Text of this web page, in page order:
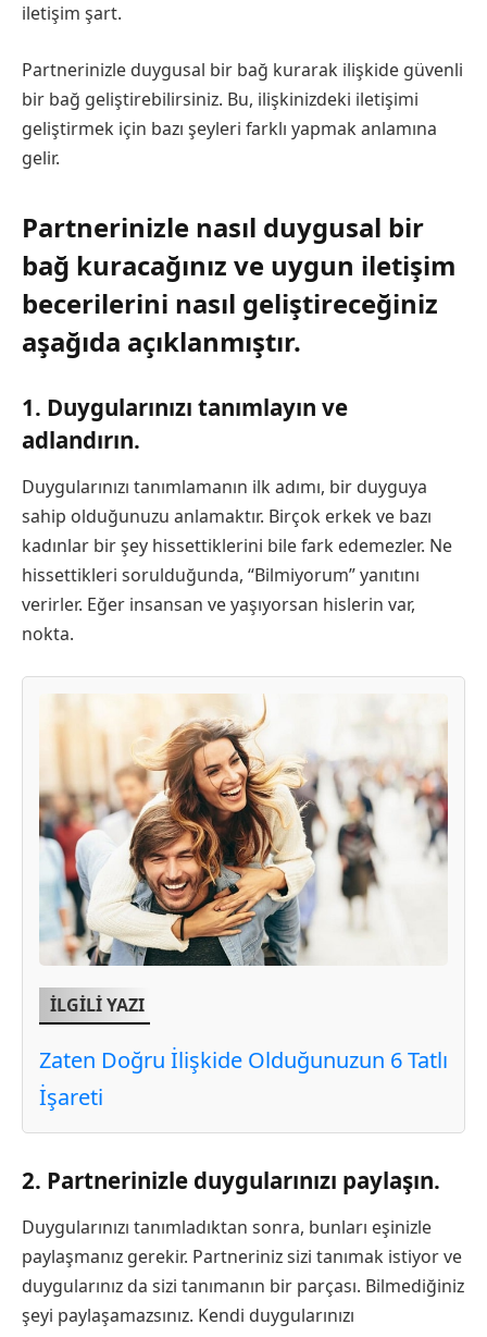
iletişim şart.
Partnerinizle duygusal bir bağ kurarak ilişkide güvenli
bir bağ geliştirebilirsiniz. Bu, ilişkinizdeki iletişimi
geliştirmek için bazı şeyleri farklı yapmak anlamına
gelir.
Partnerinizle nasıl duygusal bir
bağ kuracağınız ve uygun iletişim
becerilerini nasıl geliştireceğiniz
aşağıda açıklanmıştır.
1. Duygularınızı tanımlayın ve
adlandırın.
Duygularınızı tanımlamanın ilk adımı, bir duyguya
sahip olduğunuzu anlamaktır. Birçok erkek ve bazı
kadınlar bir şey hissettiklerini bile fark edemezler. Ne
hissettikleri sorulduğunda, “Bilmiyorum” yanıtını
verirler. Eğer insansan ve yaşıyorsan hislerin var,
nokta.
İLGİLİ YAZI
Zaten Doğru İlişkide Olduğunuzun 6 Tatlı
İşareti
2. Partnerinizle duygularınızı paylaşın.
Duygularınızı tanımladıktan sonra, bunları eşinizle
paylaşmanız gerekir. Partneriniz sizi tanımak istiyor ve
duygularınız da sizi tanımanın bir parçası. Bilmediğiniz
şeyi paylaşamazsınız. Kendi duygularınızı